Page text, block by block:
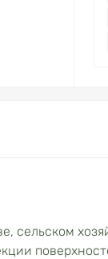
сельском